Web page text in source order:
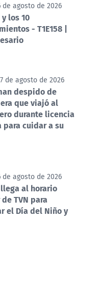
de agosto de 2026
los 10
- T1E158 |
de agosto de 2026
despido de
que viajó al
durante licencia
para cuidar a su
de agosto de 2026
llega al horario
TVN para
el Día del Niño y